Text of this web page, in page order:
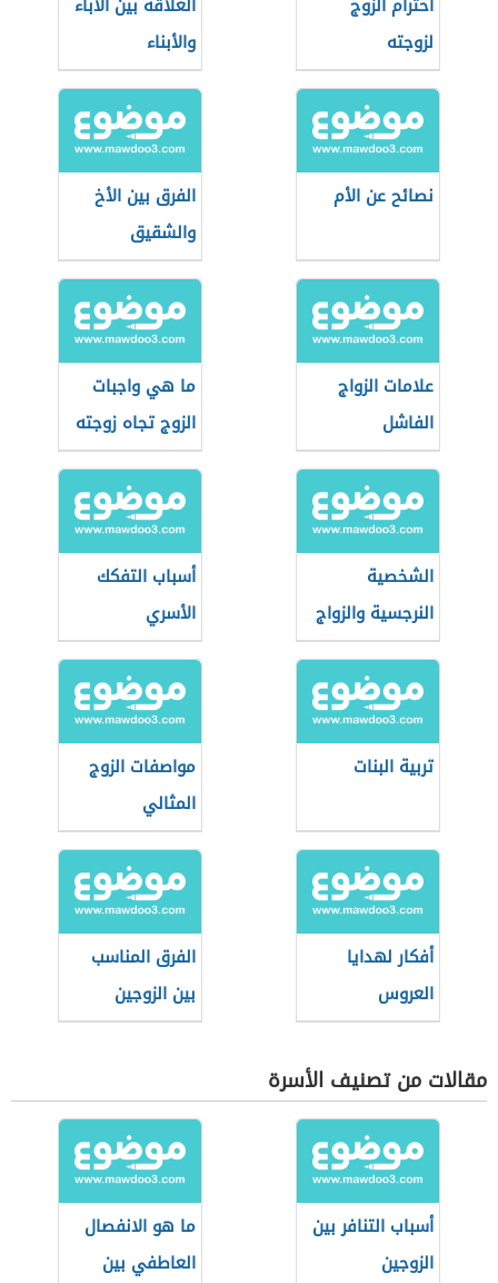
لزوجته
والأبناء
نصائح عن الأم
الفرق بين الأخ
والشقيق
علامات الزواج
الفاشل
ما هي واجبات
الزوج تجاه زوجته
الشخصية
النرجسية والزواج
أسباب التفكك
الأسري
تربية البنات
مواصفات الزوج
المثالي
أفكار لهدايا
العروس
الفرق المناسب
بين الزوجين
مقالات من تصنيف الأسرة
أسباب التنافر بين
الزوجين
ما هو الانفصال
العاطفي بين